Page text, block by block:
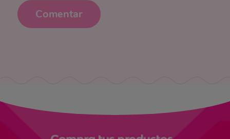
Comentar